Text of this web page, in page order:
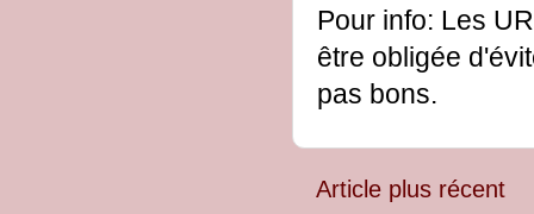
Pour info: Les
être obligée
pas bons.
Article plus récent